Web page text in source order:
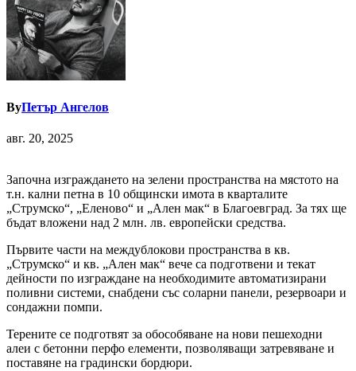
ByПетър Ангелов
авг. 20, 2025
Започна изграждането на зелени пространства на мястото на
т.н. кални петна в 10 общински имота в кварталите
„Струмско“, „Еленово“ и „Ален мак“ в Благоевград. За тях ще
бъдат вложени над 2 млн. лв. европейски средства.
Първите части на междублокови пространства в кв.
„Струмско“ и кв. „Ален мак“ вече са подготвени и текат
дейности по изграждане на необходимите автоматизирани
поливни системи, снабдени със соларни панели, резервоари и
сондажни помпи.
Терените се подготвят за обособяване на нови пешеходни
алеи с бетонни перфо елементи, позволяващи затревяване и
поставяне на градински бордюри.